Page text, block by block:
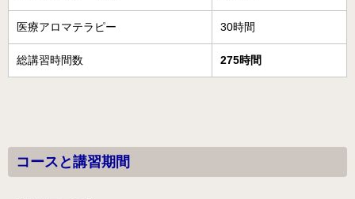
医療アロマテラピー 30時間
総講習時間数 275時間
コースと講習期間